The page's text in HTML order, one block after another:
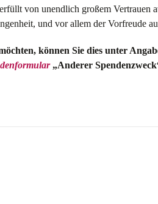
von unendlich großem Vertrauen
und vor allem der Vorfreude
können Sie dies unter
„Anderer